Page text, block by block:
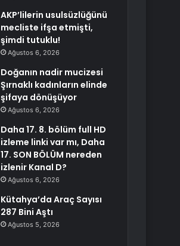
AKP’lilerin usulsüzlüğünü
mecliste ifşa etmişti,
şimdi tutuklu!
Ağustos 6, 2026
Doğanın nadir mucizesi
Şırnaklı kadınların elinde
şifaya dönüşüyor
Ağustos 6, 2026
Daha 17. 8. bölüm full HD
izleme linki var mı, Daha
17. SON BÖLÜM nereden
izlenir Kanal D?
Ağustos 6, 2026
Kütahya’da Araç Sayısı
287 Bini Aştı
Ağustos 5, 2026